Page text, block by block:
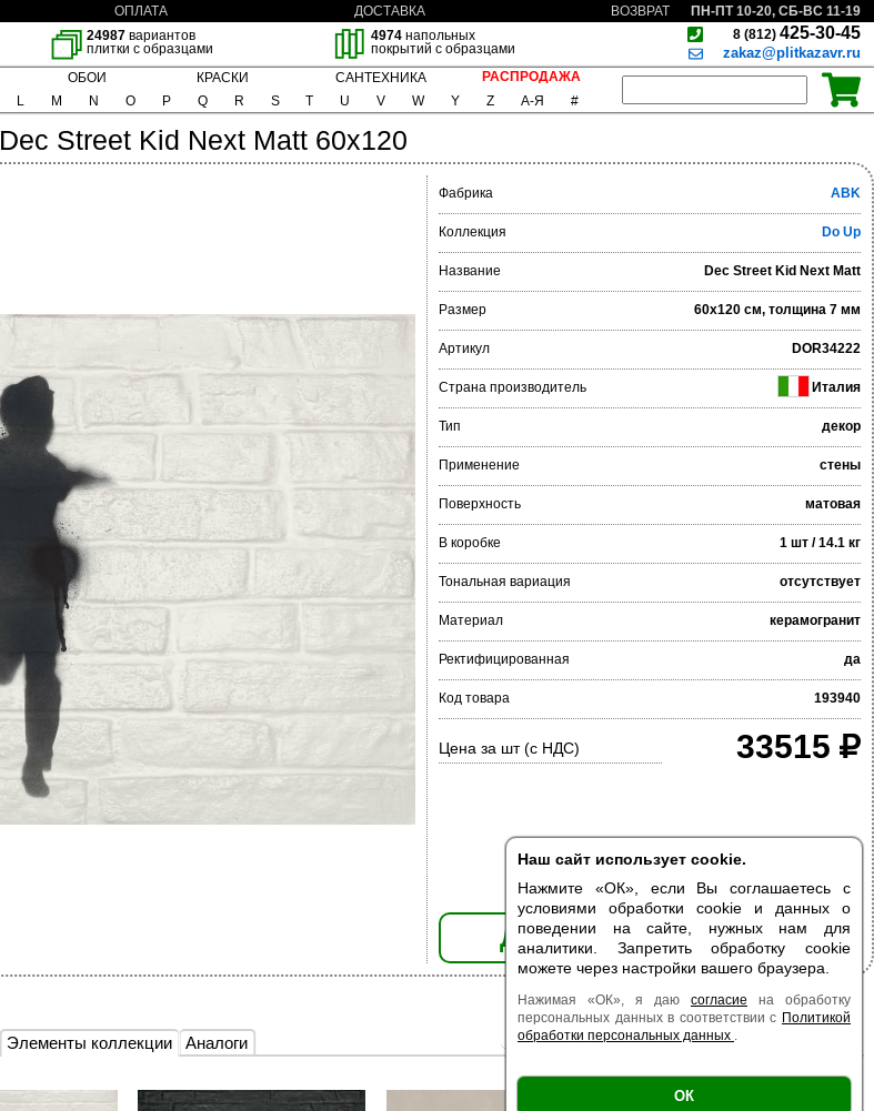
Наш сайт использует cookie.
Нажмите «ОК», если Вы соглашаетесь с
условиями обработки cookie и данных о
поведении на сайте, нужных нам для
аналитики. Запретить обработку cookie
можете через настройки вашего браузера.
Нажимая «ОК», я даю согласие на обработку
персональных данных в соответствии с Политикой
обработки персональных данных .
ОК
ОПЛАТА ДОСТАВКА ВОЗВРАТ
ПН-ПТ 10-20, СБ-ВС 11-19
24987 вариантов
плитки с образцами
4974напольных
покрытий с образцами
8 (812) 425-30-45
zakaz@plitkazavr.ru
ОБОИ КРАСКИ САНТЕХНИКА
РАСПРОДАЖА
L M N O P Q R S T U V W Y Z А-Я #
Dec Street Kid Next Matt 60x120
Фабрика ABK
Коллекция Do Up
Название Dec Street Kid Next Matt
Размер 60x120 см, толщина 7 мм
Артикул DOR34222
Страна производитель Италия
Тип декор
Применение стены
Поверхность матовая
В коробке 1 шт / 14.1 кг
Тональная вариация отсутствует
Материал керамогранит
Ректифицированная да
Код товара 193940
Цена за шт (с НДС) 33515
ДОБАВИТЬ В КОРЗИНУ
Элементы коллекции Аналоги Есть образец | Поверхность |